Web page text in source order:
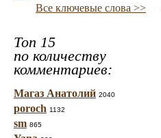
Все ключевые слова >>
Топ 15
по количеству
комментариев:
Магаз Анатолий 2040
poroch 1132
sm 865